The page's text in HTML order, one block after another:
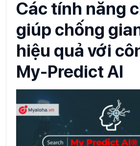
Các tính năng
giúp chống
hiệu quả với
My-Predict AI